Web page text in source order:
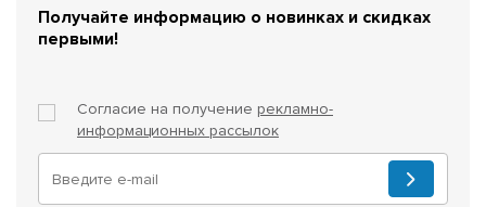
Получайте информацию о новинках и скидках
первыми!
Согласие на получение рекламно-
информационных рассылок